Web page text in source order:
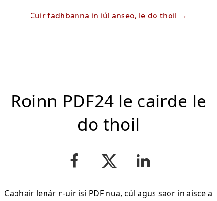
Cuir fadhbanna in iúl anseo, le do thoil
Roinn PDF24 le cairde le
do thoil
Cabhair lenár n-uirlisí PDF nua, cúl agus saor in aisce a